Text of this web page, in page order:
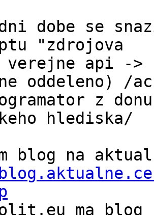
dobe se
"zdrojova
verejne api -
oddeleno) /
z
hlediska/